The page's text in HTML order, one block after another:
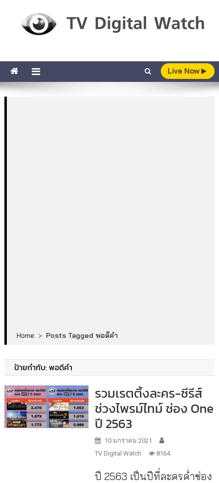
Live Now
Home > Posts Tagged พอดีคำ
ป้ายกำกับ:พอดีคำ
รวมเรตติ้งละคร-ซีรีส์
ช่วงไพรม์ไทม์ ช่อง One
ปี 2563
10 มกราคม 2021
TV Digital Watch
8164
ปี 2563 เป็นปีที่ละครค่ำช่อง